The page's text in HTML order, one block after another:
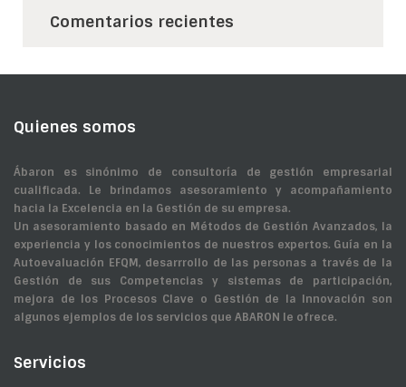
Comentarios recientes
Quienes somos
Ábaron es sinónimo de consultoría de gestión empresarial
cualificada. Le brindamos asesoramiento y acompañamiento
hacia la Excelencia en la Gestión de su empresa.
Un asesoramiento basado en Métodos de Gestión Avanzados, la
experiencia y los conocimientos de nuestros expertos. Guía en la
Autoevaluación EFQM, desarrrollo de las personas a través de la
Gestión de sus Competencias y sistemas de participación,
mejora de los Procesos Clave o Gestión de la Innovación son
algunos ejemplos de los servicios que ABARON le ofrece.
Servicios